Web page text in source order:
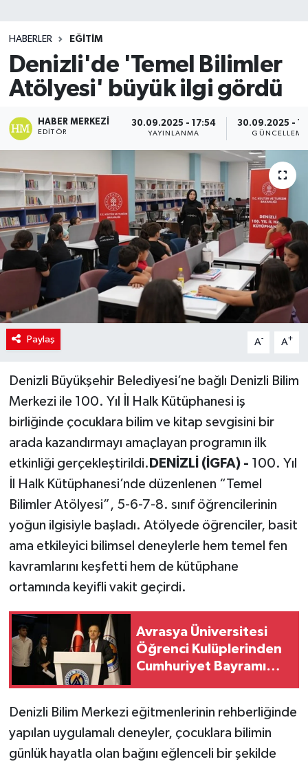
HABERLER EĞİTİM
Denizli'de 'Temel Bilimler
Atölyesi' büyük ilgi gördü
HABER MERKEZI
EDITÖR
30.09.2025 - 17:54
YAYINLANMA
30.09.2025 -
GÜNCELLEME
Paylaş A- A+
Denizli Büyükşehir Belediyesi’ne bağlı Denizli Bilim
Merkezi ile 100. Yıl İl Halk Kütüphanesi iş
birliğinde çocuklara bilim ve kitap sevgisini bir
arada kazandırmayı amaçlayan programın ilk
etkinliği gerçekleştirildi. DENİZLİ (İGFA) - 100. Yıl
İl Halk Kütüphanesi’nde düzenlenen “Temel
Bilimler Atölyesi”, 5-6-7-8. sınıf öğrencilerinin
yoğun ilgisiyle başladı. Atölyede öğrenciler, basit
ama etkileyici bilimsel deneylerle hem temel fen
kavramlarını keşfetti hem de kütüphane
ortamında keyifli vakit geçirdi.
Avrasya Üniversitesi
Öğrenci Kulüplerinden
Cumhuriyet Bayramı
Denizli Bilim Merkezi eğitmenlerinin rehberliğinde
yapılan uygulamalı deneyler, çocuklara bilimin
günlük hayatla olan bağını eğlenceli bir şekilde
Teknoloji
TRABZON
TRABZONSPOR